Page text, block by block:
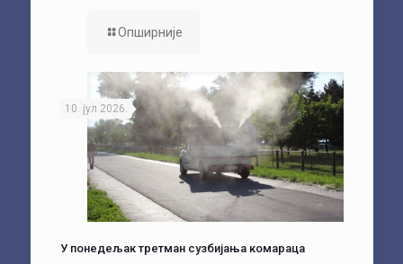
Опширније
10. јул 2026.
У понедељак третман сузбијања комараца